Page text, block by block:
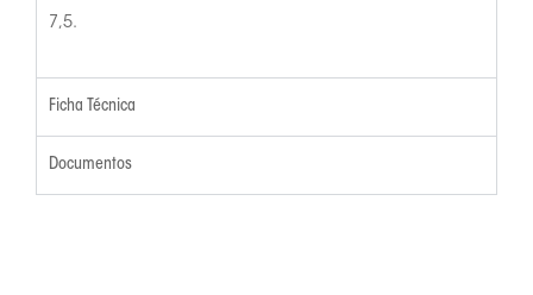
7,5.
Ficha Técnica
Documentos